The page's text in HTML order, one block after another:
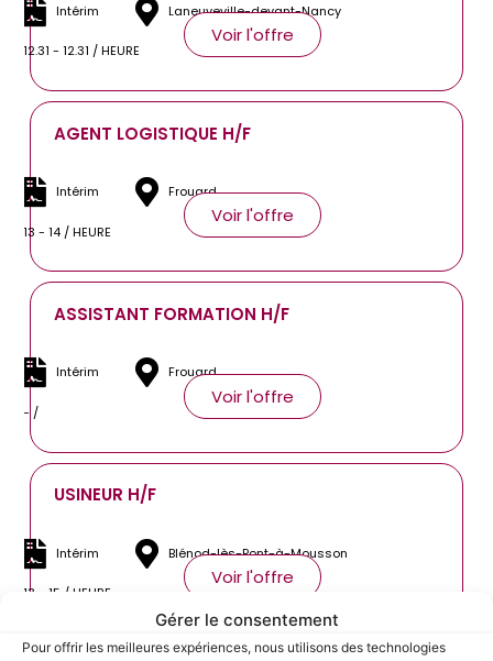
Gérer le consentement
Pour offrir les meilleures expériences, nous utilisons des technologies
Intérim Laneuveville-devant-Nancy
12.31 - 12.31 / HEURE
Voir l'offre
AGENT LOGISTIQUE H/F
Intérim Frouard
13 - 14 / HEURE
Voir l'offre
ASSISTANT FORMATION H/F
Intérim Frouard
- /
Voir l'offre
USINEUR H/F
Intérim Blénod-lès-Pont-à-Mousson
13 - 15 / HEURE
Voir l'offre